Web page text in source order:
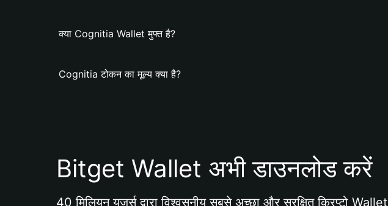
क्या Cognitia Wallet मुफ्त है?
Cognitia टोकन का मूल्य क्या है?
Bitget Wallet अभी डाउनलोड करें
40 मिलियन यूजर्स द्वारा विश्वसनीय सबसे अच्छा और सुरक्षित क्रिप्टो Wallet